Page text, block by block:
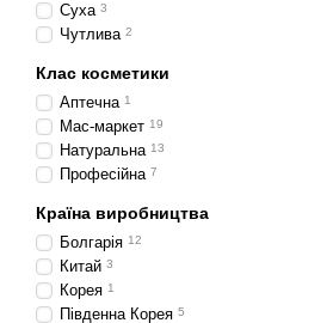
Суха 3
Чутлива 2
Клас косметики
Аптечна 1
Мас-маркет 19
Натуральна 13
Професійна 7
Країна виробництва
Болгарія 12
Китай 3
Корея 1
Південна Корея 5